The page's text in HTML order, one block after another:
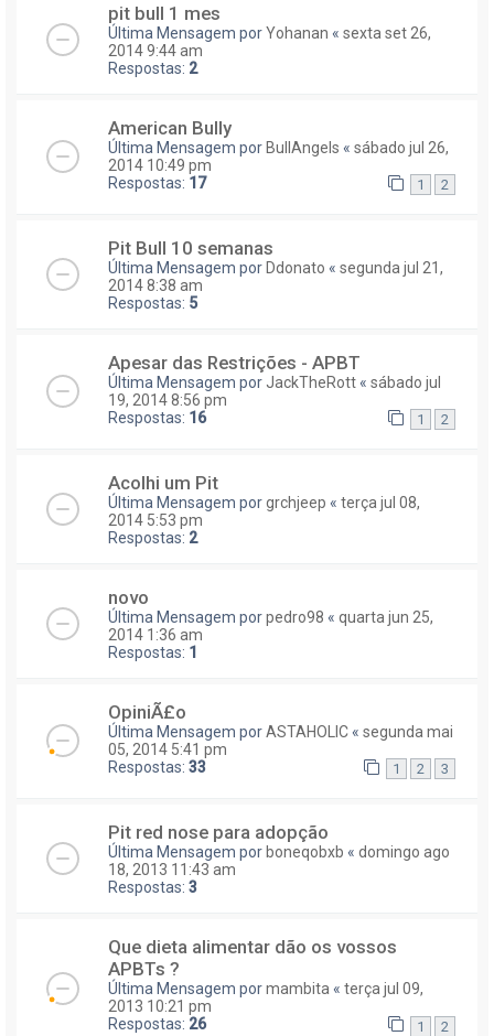
pit bull 1 mes
Última Mensagem porYohanan « sexta set 26,
2014 9:44 am
Respostas: 2
American Bully
Última Mensagem por BullAngels « sábado jul 26,
2014 10:49 pm
Respostas: 17 1 2
Pit Bull 10 semanas
Última Mensagem por Ddonato « segunda jul 21,
2014 8:38 am
Respostas: 5
Apesar das Restrições - APBT
Última Mensagem por JackTheRott « sábado jul
19, 2014 8:56 pm
Respostas: 16 1 2
Acolhi um Pit
Última Mensagem porgrchjeep « terça jul 08,
2014 5:53 pm
Respostas: 2
novo
Última Mensagem porpedro98 « quarta jun 25,
2014 1:36 am
Respostas: 1
OpiniÃ£o
Última Mensagem porASTAHOLIC « segunda mai
05, 2014 5:41 pm
Respostas: 33 1 2 3
Pit red nose para adopção
Última Mensagem por boneqobxb « domingo ago
18, 2013 11:43 am
Respostas: 3
Que dieta alimentar dão os vossos
APBTs ?
Última Mensagem pormambita « terça jul 09,
2013 10:21 pm
Respostas: 26 1 2